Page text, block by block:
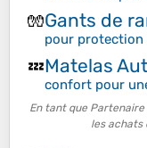
🧤Gants de
pour
💤Matelas
confort pour
En tant que
les achats